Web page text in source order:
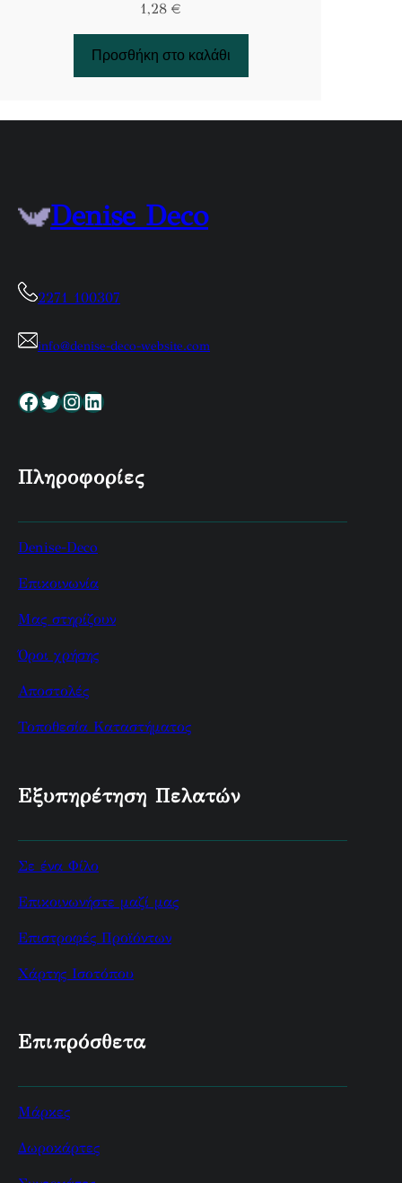
1,28 €
Προσθήκη στο καλάθι
Denise Deco
2271 100307
info@denise-deco-website.com
Facebook Twitter InstagramLinkedin
Πληροφορίες
Denise-Deco
Επικοινωνία
Μας στηρίζουν
Όροι χρήσης
Αποστολές
Τοποθεσία Καταστήματος
Εξυπηρέτηση Πελατών
Σε ένα Φίλο
Επικοινωνήστε μαζί μας
Επιστροφές Προϊόντων
Χάρτης Ισοτόπου
Επιπρόσθετα
Μάρκες
Δωροκάρτες